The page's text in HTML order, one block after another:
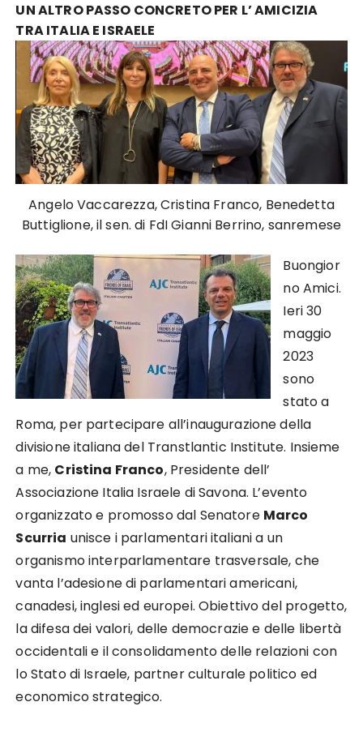
UN ALTRO PASSO CONCRETO PER L’ AMICIZIA
TRA ITALIA E ISRAELE
Angelo Vaccarezza, Cristina Franco, Benedetta
Buttiglione, il sen. di FdI Gianni Berrino, sanremese
Buongior
no Amici.
Ieri 30
maggio
2023
sono
stato a
Roma, per partecipare all’inaugurazione della
divisione italiana del Transtlantic Institute. Insieme
a me, Cristina Franco, Presidente dell’
Associazione Italia Israele di Savona. L’evento
organizzato e promosso dal Senatore Marco
Scurria unisce i parlamentari italiani a un
organismo interparlamentare trasversale, che
vanta l’adesione di parlamentari americani,
canadesi, inglesi ed europei. Obiettivo del progetto,
la difesa dei valori, delle democrazie e delle libertà
occidentali e il consolidamento delle relazioni con
lo Stato di Israele, partner culturale politico ed
economico strategico.